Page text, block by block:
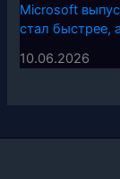
Microsoft
стал быстрее,
10.06.2026